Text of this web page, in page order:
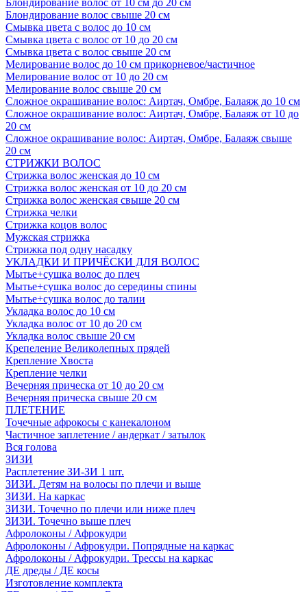
Блондирование волос от 10 см до 20 см
Блондирование волос свыше 20 см
Смывка цвета с волос до 10 см
Смывка цвета с волос от 10 до 20 см
Смывка цвета с волос свыше 20 см
Мелирование волос до 10 см прикорневое/частичное
Мелирование волос от 10 до 20 см
Мелирование волос свыше 20 см
Сложное окрашивание волос: Аиртач, Омбре, Балаяж до 10 см
Сложное окрашивание волос: Аиртач, Омбре, Балаяж от 10 до
20 см
Сложное окрашивание волос: Аиртач, Омбре, Балаяж свыше
20 см
СТРИЖКИ ВОЛОС
Стрижка волос женская до 10 см
Стрижка волос женская от 10 до 20 см
Стрижка волос женская свыше 20 см
Стрижка челки
Стрижка коцов волос
Мужская стрижка
Стрижка под одну насадку
УКЛАДКИ И ПРИЧЁСКИ ДЛЯ ВОЛОС
Мытье+сушка волос до плеч
Мытье+сушка волос до середины спины
Мытье+сушка волос до талии
Укладка волос до 10 см
Укладка волос от 10 до 20 см
Укладка волос свыше 20 см
Крепеление Великолепных прядей
Крепление Хвоста
Крепление челки
Вечерняя прическа от 10 до 20 см
Вечерняя прическа свыше 20 см
ПЛЕТЕНИЕ
Точечные афрокосы с канекалоном
Частичное заплетение / андеркат / затылок
Вся голова
ЗИЗИ
Расплетение ЗИ-ЗИ 1 шт.
ЗИЗИ. Детям на волосы по плечи и выше
ЗИЗИ. На каркас
ЗИЗИ. Точечно по плечи или ниже плеч
ЗИЗИ. Точечно выше плеч
Афролоконы / Афрокудри
Афролоконы / Афрокудри. Попрядные на каркас
Афролоконы / Афрокудри. Трессы на каркас
ДЕ дреды / ДЕ косы
Изготовление комплекта